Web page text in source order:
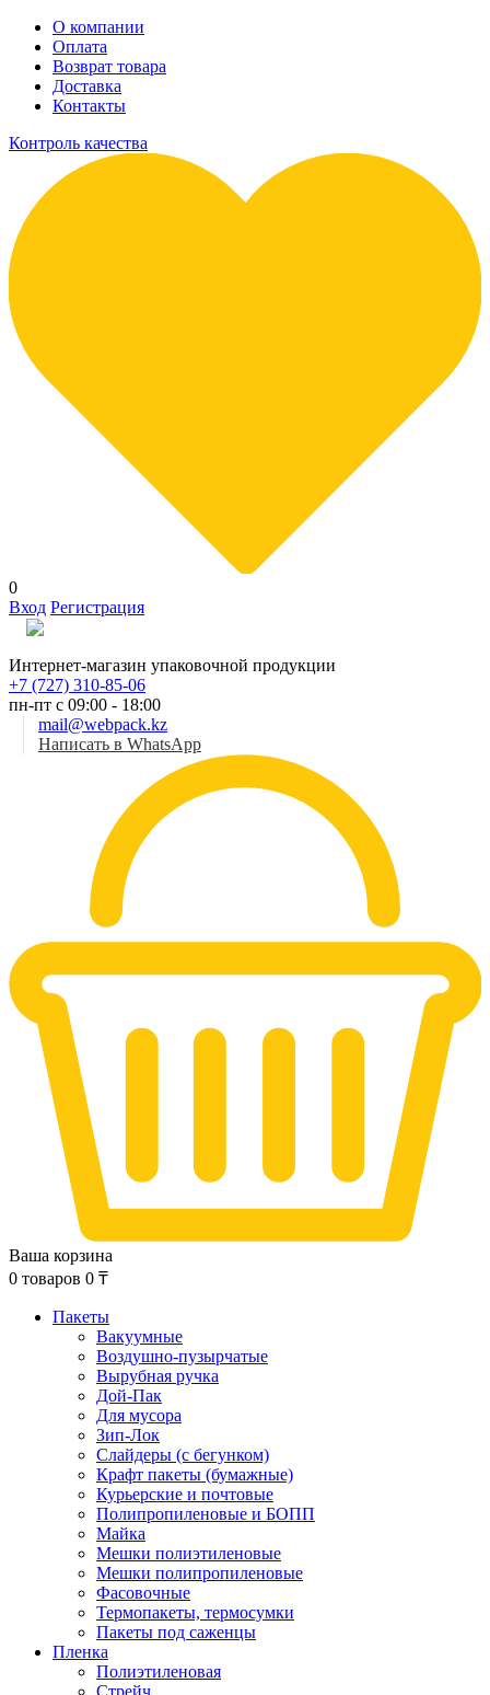
О компании
Оплата
Возврат товара
Доставка
Контакты
Контроль качества
0
Вход Регистрация
Интернет-магазин упаковочной продукции
+7 (727) 310-85-06
пн-пт с 09:00 - 18:00
mail@webpack.kz
Написать в WhatsApp
Ваша корзина
0 товаров 0 ₸
Пакеты
Вакуумные
Воздушно-пузырчатые
Вырубная ручка
Дой-Пак
Для мусора
Зип-Лок
Слайдеры (с бегунком)
Крафт пакеты (бумажные)
Курьерские и почтовые
Полипропиленовые и БОПП
Майка
Мешки полиэтиленовые
Мешки полипропиленовые
Фасовочные
Термопакеты, термосумки
Пакеты под саженцы
Пленка
Полиэтиленовая
Стрейч